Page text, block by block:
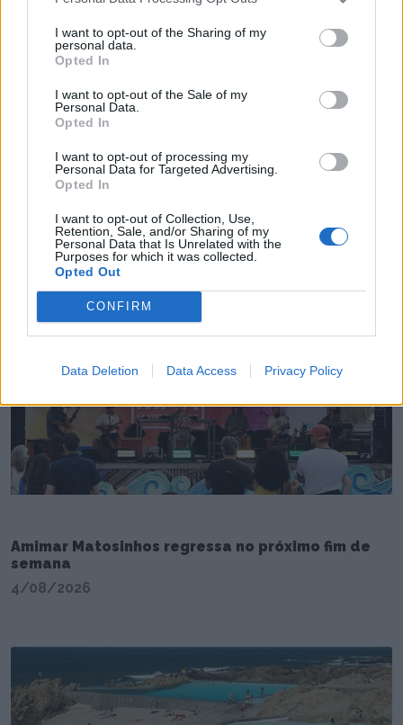
I want to opt-out of the Sharing of my
personal data.
Opted In
I want to opt-out of the Sale of my
Personal Data.
Opted In
I want to opt-out of processing my
Personal Data for Targeted Advertising.
Opted In
I want to opt-out of Collection, Use,
Retention, Sale, and/or Sharing of my
Personal Data that Is Unrelated with the
Purposes for which it was collected.
Opted Out
CONFIRM
Data Deletion Data Access Privacy Policy
6/08/2026
Radares de Velocidade | Matosinhos | agosto
2026
5/08/2026
Amimar Matosinhos regressa no próximo fim de
semana
4/08/2026